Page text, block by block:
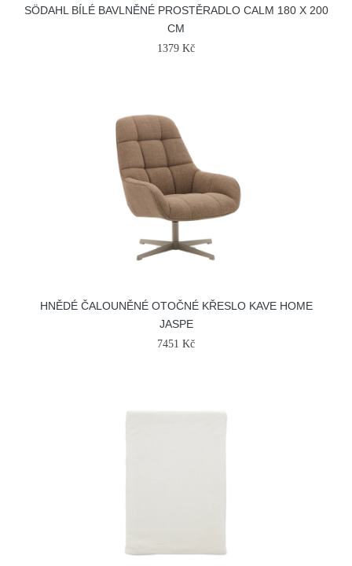
SÖDAHL BÍLÉ BAVLNĚNÉ PROSTĚRADLO CALM 180 X 200
CM
1379 Kč
HNĚDÉ ČALOUNĚNÉ OTOČNÉ KŘESLO KAVE HOME
JASPE
7451 Kč